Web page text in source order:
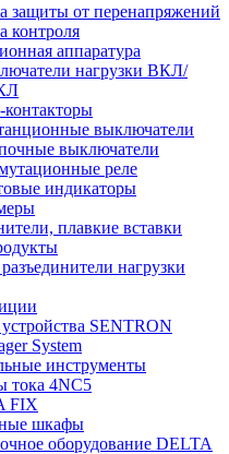
защиты от перенапряжений
контроля
аппаратура
нагрузки ВКЛ/
контакторы
выключатели
выключатели
реле
индикаторы
плавкие вставки
нагрузки
SENTRON
System
инструменты
тока 4NC5
FIX
шкафы
оборудование DELTA